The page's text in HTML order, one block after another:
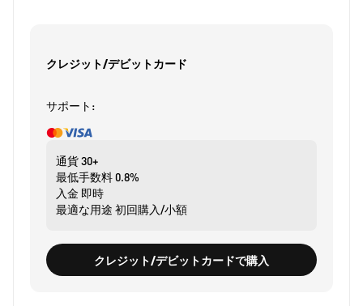
クレジット/デビットカード
サポート:
通貨30+
最低手数料0.8%
入金 即時
最適な用途 初回購入/小額
クレジット/デビットカードで購入